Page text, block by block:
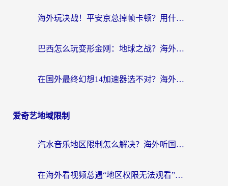
海外玩决战！平安京总掉帧卡顿？用什么加速器比较好？实测指南来了
巴西怎么玩变形金刚：地球之战？海外玩家国服游戏加速终极指南（附新诛仙延迟密室逃脱18解决办法）
在国外最终幻想14加速器选不对？海外玩家的国服游戏加速避坑指南
爱奇艺地域限制
汽水音乐地区限制怎么解决？海外听国内音乐的实用指南来了
在海外看视频总遇“地区权限无法观看”？这篇攻略帮你轻松解锁国内影视动漫